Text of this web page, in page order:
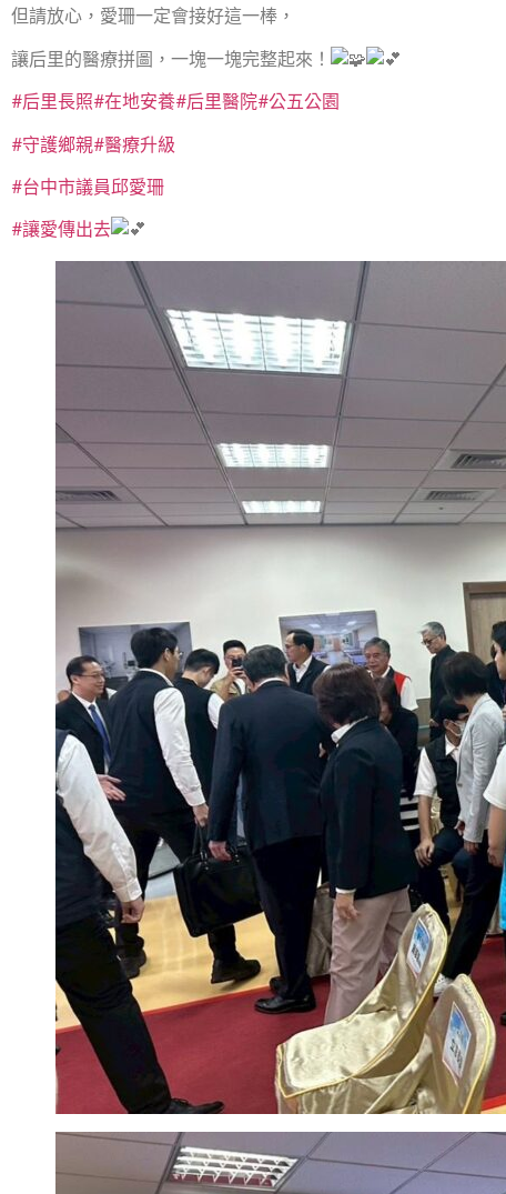
但請放心，愛珊一定會接好這一棒，
讓后里的醫療拼圖，一塊一塊完整起來！
#后里長照#在地安養#后里醫院#公五公園
#守護鄉親#醫療升級
#台中市議員邱愛珊
#讓愛傳出去